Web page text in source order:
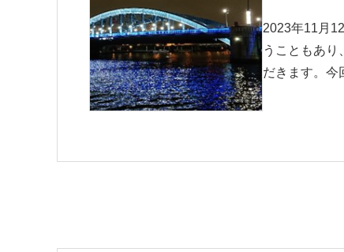
2023年11月
うこともあり
だきます。